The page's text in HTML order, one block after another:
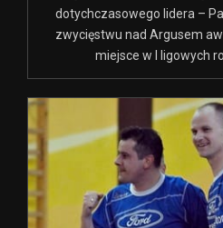
dotychczasowego lidera –
zwycięstwu nad Argusem
miejsce w I ligowych